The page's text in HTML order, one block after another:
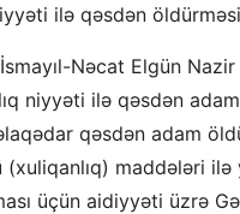
ilə qəsdən
Nəcat Elgün
niyyəti ilə qəsdən
qəsdən adam
maddələri
üçün aidiyyəti üzrə